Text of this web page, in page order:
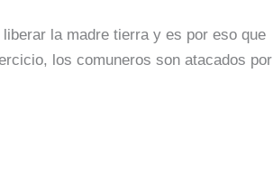
la madre tierra y es por eso que
los comuneros son atacados por